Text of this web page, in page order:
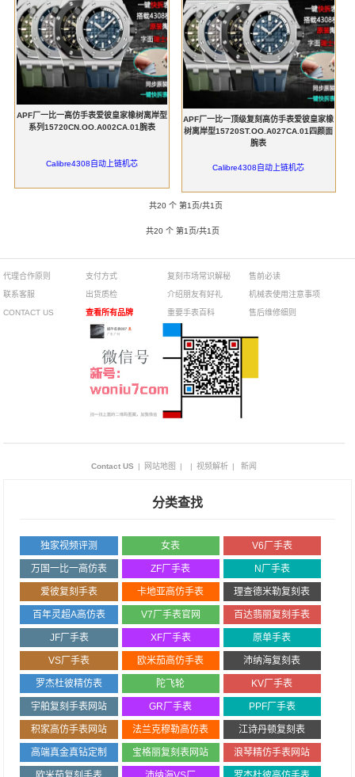
APF厂一比一高仿手表爱彼皇家橡树离岸型
系列15720CN.OO.A002CA.01腕表
Calibre4308自动上链机芯
APF厂一比一顶级复刻高仿手表爱彼皇家橡
树离岸型15720ST.OO.A027CA.01四颜面
腕表
Calibre4308自动上链机芯
共20 个 第1页/共1页
共20 个 第1页/共1页
代理合作原则
联系客服
CONTACT US
支付方式
出货质检
查看所有品牌
复刻市场常识解秘
介绍朋友有好礼
重要手表百科
售前必读
机械表使用注意事项
售后维修细则
Contact US | 网站地图 | | 视频解析 | 新闻
分类查找
独家视频评测 女表 V6厂手表
万国一比一高仿表 ZF厂手表 N厂手表
爱彼复刻手表 卡地亚高仿手表 理查德米勒复刻表
百年灵超A高仿表 V7厂手表官网 百达翡丽复刻手表
JF厂手表 XF厂手表 原单手表
VS厂手表 欧米茄高仿手表 沛纳海复刻表
罗杰杜彼精仿表 陀飞轮 KV厂手表
宇舶复刻手表网站 GR厂手表 PPF厂手表
积家高仿手表网站 法兰克穆勒高仿表 江诗丹顿复刻表
高端真金真钻定制 宝格丽复刻表网站 浪琴精仿手表网站